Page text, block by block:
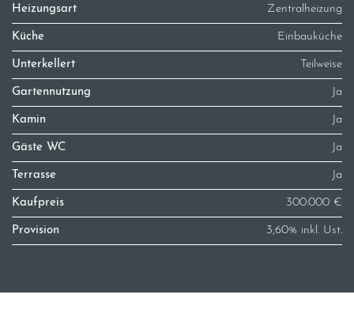
Heizungsart Zentralheizung
Küche Einbauküche
Unterkellert Teilweise
Gartennutzung Ja
Kamin Ja
Gäste WC Ja
Terrasse Ja
Kaufpreis 300.000 €
Provision 3,60% inkl. Ust.